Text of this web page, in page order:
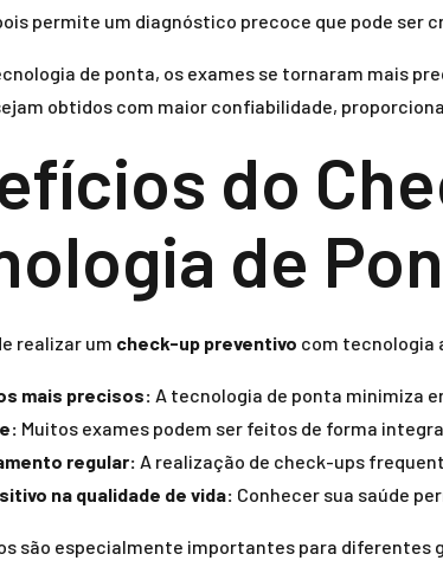
permite um diagnóstico precoce que pode ser
de ponta, os exames se tornaram mais
obtidos com maior confiabilidade,
do
de
realizar um check-up preventivo com tecnologia
mais precisos: A tecnologia de ponta minimiza
Muitos exames podem ser feitos de forma
regular: A realização de check-ups
na qualidade de vida: Conhecer sua saúde
são especialmente importantes para diferentes